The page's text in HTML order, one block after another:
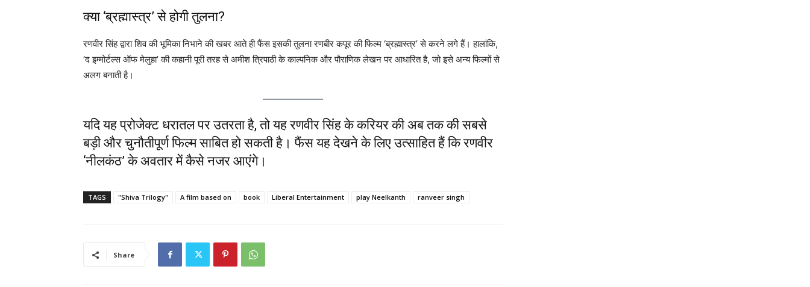
क्या ‘ब्रह्मास्त्र’ से होगी तुलना?
रणवीर सिंह द्वारा शिव की भूमिका निभाने की खबर आते ही फैंस इसकी तुलना रणबीर कपूर की फिल्म ‘ब्रह्मास्त्र’ से करने लगे हैं। हालांकि,
‘द इम्मोर्टल्स ऑफ मेलुहा’ की कहानी पूरी तरह से अमीश त्रिपाठी के काल्पनिक और पौराणिक लेखन पर आधारित है, जो इसे अन्य फिल्मों से
अलग बनाती है।
यदि यह प्रोजेक्ट धरातल पर उतरता है, तो यह रणवीर सिंह के करियर की अब तक की सबसे
बड़ी और चुनौतीपूर्ण फिल्म साबित हो सकती है। फैंस यह देखने के लिए उत्साहित हैं कि रणवीर
‘नीलकंठ’ के अवतार में कैसे नजर आएंगे।
TAGS "Shiva Trilogy" A film based on book Liberal Entertainment play Neelkanth ranveer singh
Share